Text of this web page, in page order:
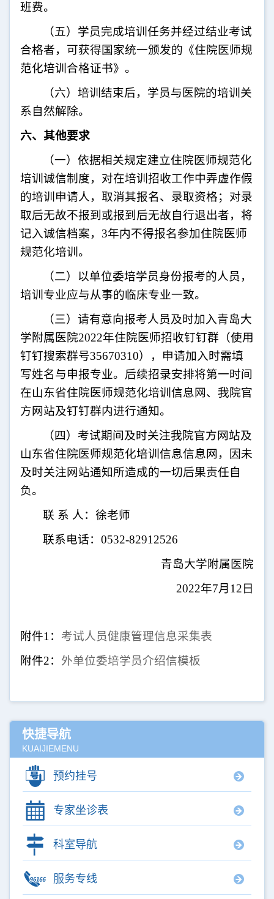
班费。
（五）学员完成培训任务并经过结业考试
合格者，可获得国家统一颁发的《住院医师规
范化培训合格证书》。
（六）培训结束后，学员与医院的培训关
系自然解除。
六、其他要求
（一）依据相关规定建立住院医师规范化
培训诚信制度，对在培训招收工作中弄虚作假
的培训申请人，取消其报名、录取资格；对录
取后无故不报到或报到后无故自行退出者，将
记入诚信档案， 3年内不得报名参加住院医师
规范化培训。
（二）以单位委培学员身份报考的人员，
培训专业应与从事的临床专业一致。
（三）请有意向报考人员及时加入青岛大
学附属医院2022年住院医师招收钉钉群（使用
钉钉搜索群号35670310），申请加入时需填
写姓名与申报专业。后续招录安排将第一时间
在山东省住院医师规范化培训信息网、我院官
方网站及钉钉群内进行通知。
（四）考试期间及时关注我院官方网站及
山东省住院医师规范化培训信息信息网，因未
及时关注网站通知所造成的一切后果责任自
负。
联 系 人：徐老师
联系电话：0532-82912526
青岛大学附属医院
2022年7月 12 日
附件1： 考试人员健康管理信息采集表
附件2： 外单位委培学员介绍信模板
快捷导航
KUAIJIEMENU
预约挂号
专家坐诊表
科室导航
服务专线